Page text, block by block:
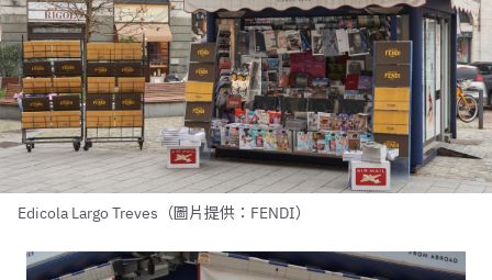
Edicola Largo Treves（圖片提供：FENDI）